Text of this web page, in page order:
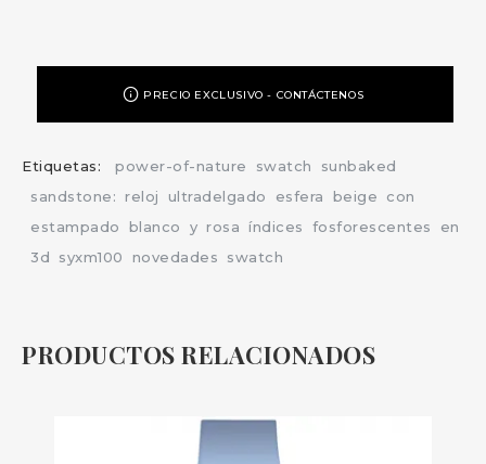
PRECIO EXCLUSIVO - CONTÁCTENOS
Etiquetas: power-of-nature swatch
sunbaked
sandstone: reloj ultradelgado esfera beige
con
estampado
blanco y rosa índices fosforescentes
en
3d
syxm100 novedades swatch
PRODUCTOS RELACIONADOS